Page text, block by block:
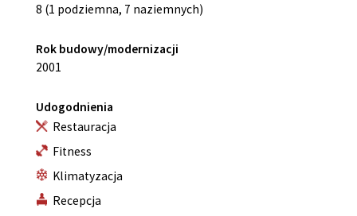
8 (1 podziemna, 7 naziemnych)
Rok budowy/modernizacji
2001
Udogodnienia
Restauracja
Fitness
Klimatyzacja
Recepcja